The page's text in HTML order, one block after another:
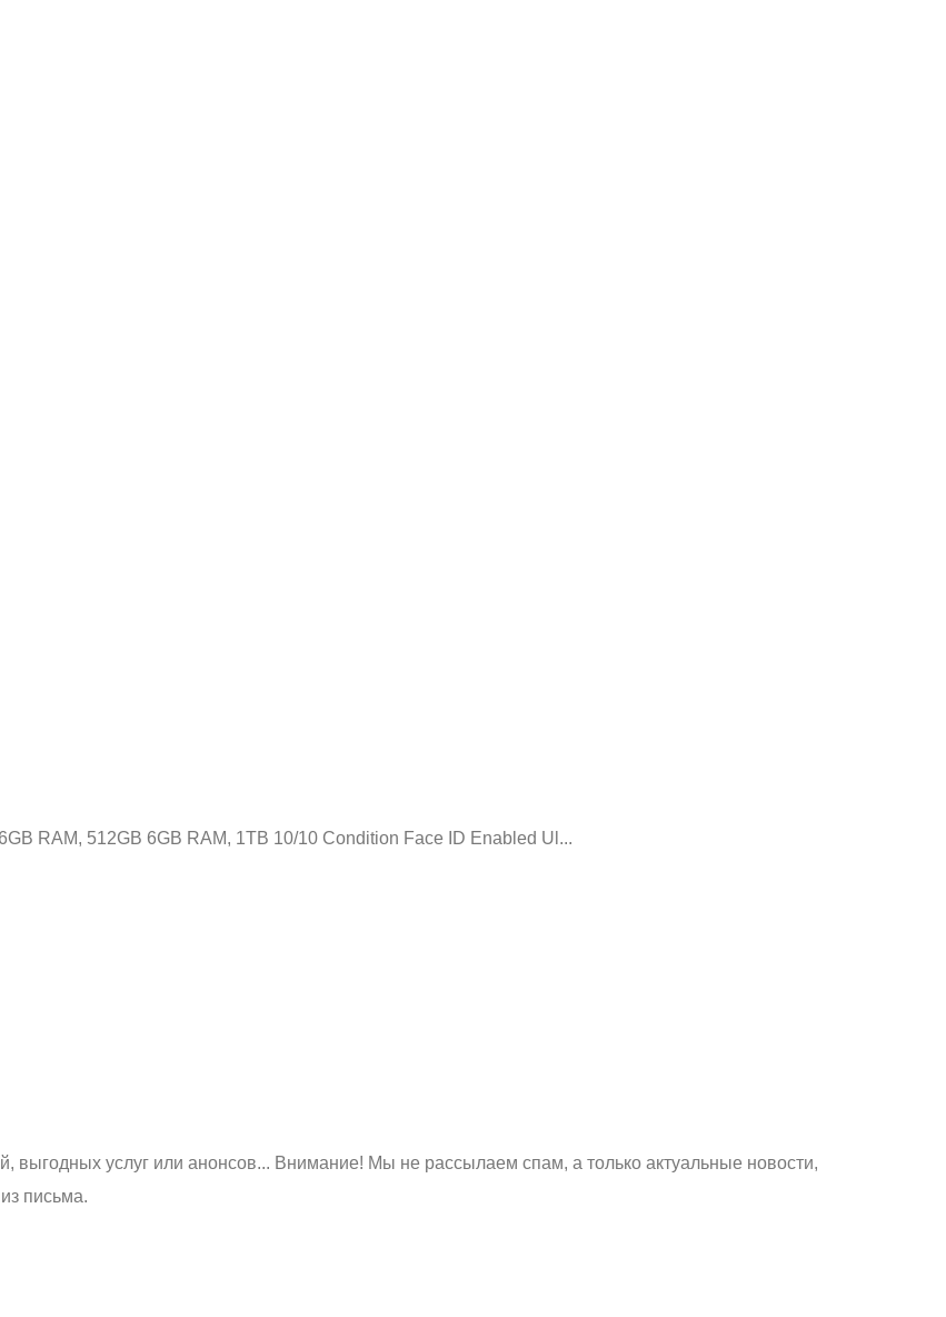
RAM, 512GB 6GB RAM, 1TB 10/10 Condition Face ID Enabled Ul...
выгодных услуг или анонсов... Внимание! Мы не рассылаем спам, а только актуальные новости,
письма.